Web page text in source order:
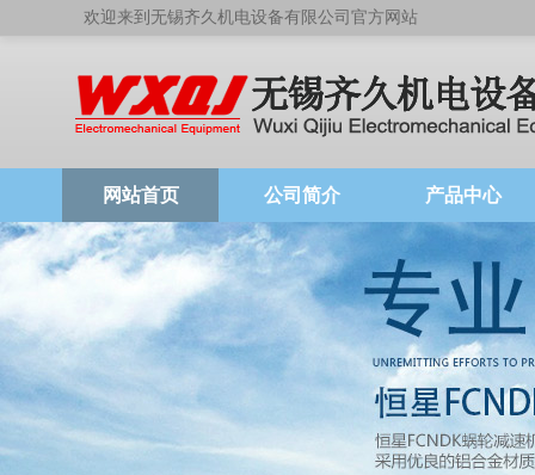
欢迎来到无锡齐久机电设备有限公司官方网站
网站首页 公司简介 产品中心